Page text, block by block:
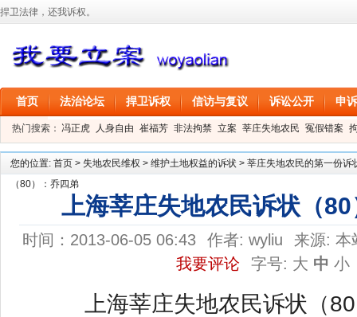
捍卫法律，还我诉权。
首页 法治论坛 捍卫诉权 信访与复议 诉讼公开 申
热门搜索： 冯正虎 人身自由 崔福芳 非法拘禁 立案 莘庄失地农民 冤假错案
叶剑 刑事拘留 信息公开 叶桂香
您的位置: 首页 > 失地农民维权 > 维护土地权益的诉状 > 莘庄失地农民的第一份诉
（80）：乔四弟
上海莘庄失地农民诉状（
时间：2013-06-05 06:43 作者: wyliu 来源: 本
我要评论
字号: 大 中 小
上海莘庄失地农民诉状（